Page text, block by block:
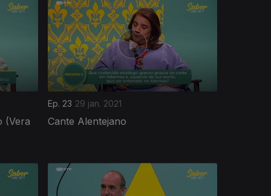
(Vera
Ep. 23 29 jan. 2021
Cante Alentejano